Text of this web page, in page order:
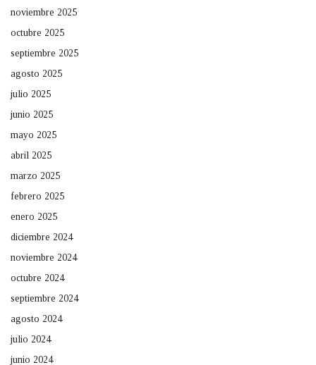
noviembre 2025
octubre 2025
septiembre 2025
agosto 2025
julio 2025
junio 2025
mayo 2025
abril 2025
marzo 2025
febrero 2025
enero 2025
diciembre 2024
noviembre 2024
octubre 2024
septiembre 2024
agosto 2024
julio 2024
junio 2024